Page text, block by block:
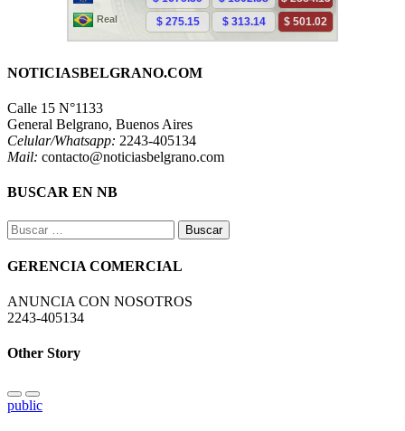
NOTICIASBELGRANO.COM
Calle 15 N°1133
General Belgrano, Buenos Aires
Celular/Whatsapp: 2243-405134
Mail: contacto@noticiasbelgrano.com
BUSCAR EN NB
Buscar:
GERENCIA COMERCIAL
ANUNCIA CON NOSOTROS
2243-405134
Other Story
public